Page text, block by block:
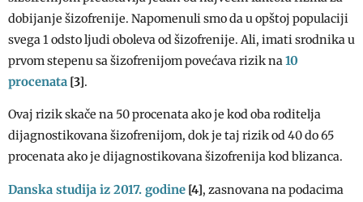
dobijanje šizofrenije. Napomenuli smo da u opštoj populaciji
svega 1 odsto ljudi oboleva od šizofrenije. Ali, imati srodnika u
prvom stepenu sa šizofrenijom povećava rizik na10
procenata [3].
Ovaj rizik skače na 50 procenata ako je kod oba roditelja
dijagnostikovana šizofrenijom, dok je taj rizik od 40 do 65
procenata ako je dijagnostikovana šizofrenija kod blizanca.
Danska studija iz 2017. godine [4], zasnovana na podacima